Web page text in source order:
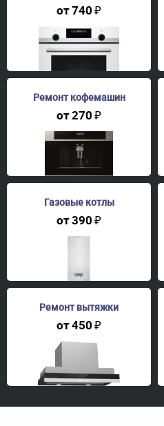
от740₽
Ремонт кофемашин
от270₽
Газовые котлы
от390₽
Ремонт вытяжки
от450₽